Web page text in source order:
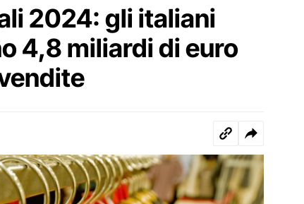
2024: gli italiani
4,8 miliardi di euro